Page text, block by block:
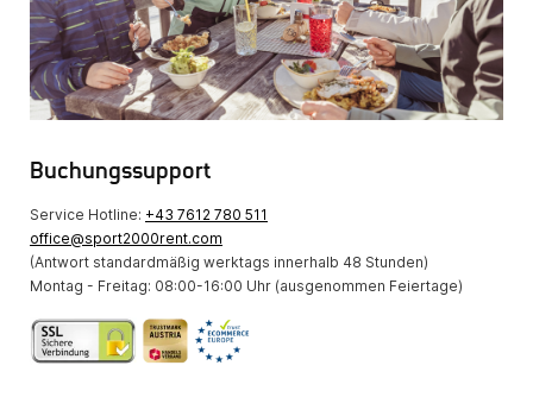
Buchungssupport
Service Hotline: +43 7612 780 511
office@sport2000rent.com
(Antwort standardmäßig werktags innerhalb 48 Stunden)
Montag - Freitag: 08:00-16:00 Uhr (ausgenommen Feiertage)